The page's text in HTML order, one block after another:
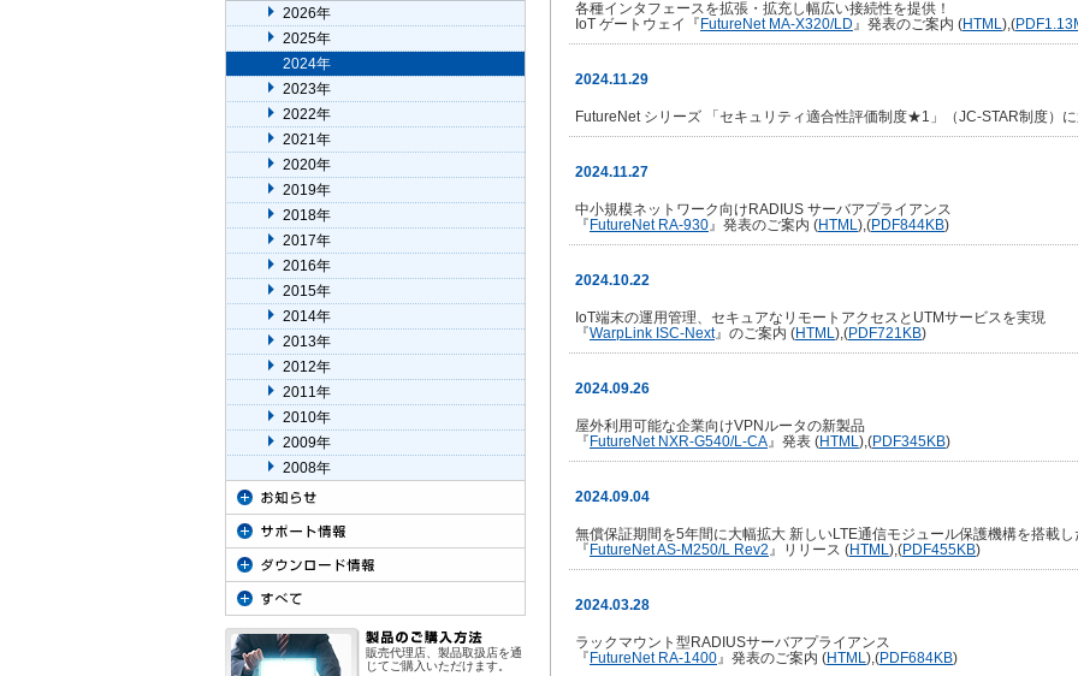
各種インタフェースを拡張・拡充し幅広い接続性を提供！
IoT ゲートウェイ『 FutureNet MA-X320/LD 』発表のご案内 (HTML ),(PDF
2024.11.29
FutureNet シリーズ 「セキュリティ適合性評価制度★1」（JC-STAR制度）
2024.11.27
中小規模ネットワーク向けRADIUS サーバアプライアンス
『 FutureNet RA-930 』発表のご案内 (HTML ),(PDF844KB)
2024.10.22
IoT端末の運用管理、セキュアなリモートアクセスとUTMサービスを実現
『WarpLink ISC-Next』のご案内 (HTML ),(PDF721KB)
2024.09.26
屋外利用可能な企業向けVPNルータの新製品
『 FutureNet NXR-G540/L-CA 』発表 (HTML ),(PDF345KB)
2024.09.04
無償保証期間を5年間に大幅拡大 新しいLTE通信モジュール保護機構を搭載し
『 FutureNet AS-M250/L Rev2 』リリース (HTML ),(PDF455KB)
2024.03.28
ラックマウント型RADIUSサーバアプライアンス
『 FutureNet RA-1400 』発表のご案内 (HTML ),(PDF684KB)
2026年
2025年
2024年
2023年
2022年
2021年
2020年
2019年
2018年
2017年
2016年
2015年
2014年
2013年
2012年
2011年
2010年
2009年
2008年
販売代理店、製品取扱店を通
じてご購入いただけます。